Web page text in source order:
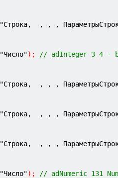
"Строка,  , , ,
"Число") ;
// adInteger 3 4 -
"Строка,  , , ,
"Строка,  , , ,
"Строка,  , , ,
"Число") ;
// adNumeric 131